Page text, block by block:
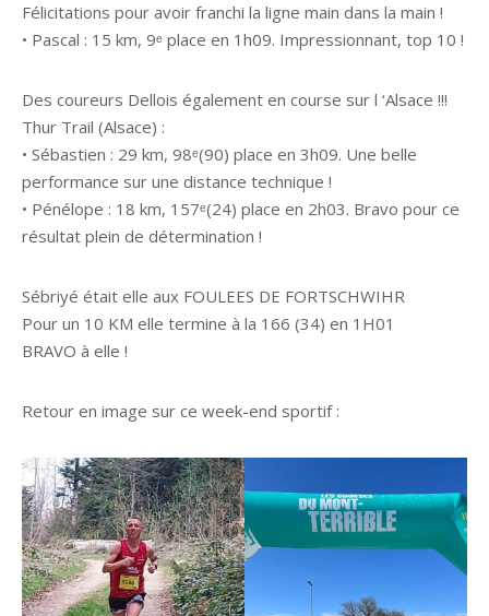
Félicitations pour avoir franchi la ligne main dans la main !
• Pascal : 15 km, 9ᵉ place en 1h09. Impressionnant, top 10 !
Des coureurs Dellois également en course sur l ‘Alsace !!!
Thur Trail (Alsace) :
• Sébastien : 29 km, 98ᵉ(90) place en 3h09. Une belle
performance sur une distance technique !
• Pénélope : 18 km, 157ᵉ(24) place en 2h03. Bravo pour ce
résultat plein de détermination !
Sébriyé était elle aux FOULEES DE FORTSCHWIHR
Pour un 10 KM elle termine à la 166 (34) en 1H01
BRAVO à elle !
Retour en image sur ce week-end sportif :